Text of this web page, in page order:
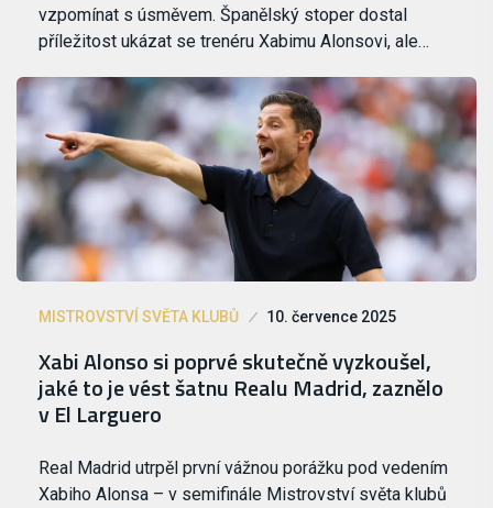
vzpomínat s úsměvem. Španělský stoper dostal
příležitost ukázat se trenéru Xabimu Alonsovi, ale…
MISTROVSTVÍ SVĚTA KLUBŮ 10. července 2025
Xabi Alonso si poprvé skutečně vyzkoušel,
jaké to je vést šatnu Realu Madrid, zaznělo
v El Larguero
Real Madrid utrpěl první vážnou porážku pod vedením
Xabiho Alonsa – v semifinále Mistrovství světa klubů